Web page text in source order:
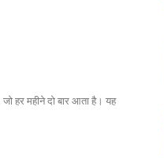
जो हर महीने दो बार आता है। यह